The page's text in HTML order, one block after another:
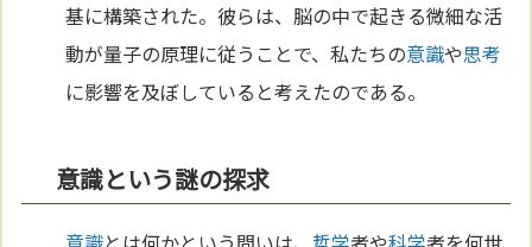
基に構築された。彼らは、脳の中で起きる微細な活
動が量子の原理に従うことで、私たちの意識や思考
に影響を及ぼしていると考えたのである。
意識という謎の探求